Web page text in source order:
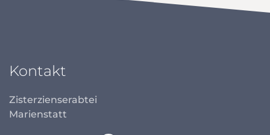
Kontakt
Zisterzienserabtei
Marienstatt